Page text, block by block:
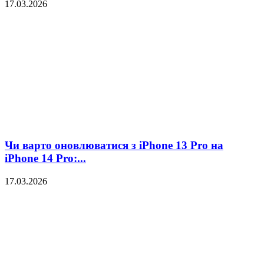
17.03.2026
Чи варто оновлюватися з iPhone 13 Pro на
iPhone 14 Pro:...
17.03.2026